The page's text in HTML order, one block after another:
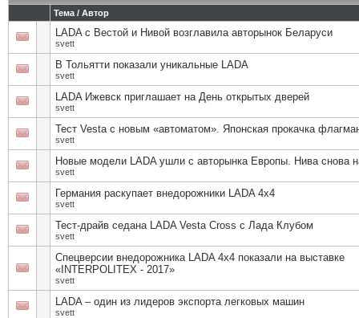
Тема / Автор
LADA с Вестой и Нивой возглавила авторынок Беларуси
svett
В Тольятти показали уникальные LADA
svett
LADA Ижевск приглашает на День открытых дверей
svett
Тест Vesta с новым «автоматом». Японская прокачка
svett
Новые модели LADA ушли с авторынка Европы. Нива снова
svett
Германия раскупает внедорожники LADA 4х4
svett
Тест-драйв седана LADA Vesta Cross с Лада Клубом
svett
Спецверсии внедорожника LADA 4х4 показали на выставке
«INTERPOLITEX - 2017»
svett
LADA – один из лидеров экспорта легковых машин
svett